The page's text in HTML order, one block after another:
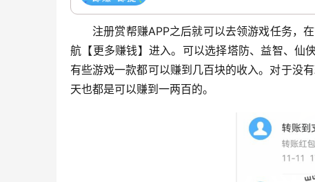
注册赏帮赚APP之后就可以去领游戏任务，
航【更多赚钱】进入。可以选择塔防、益智、仙
有些游戏一款都可以赚到几百块的收入。对于没
天也都是可以赚到一两百的。